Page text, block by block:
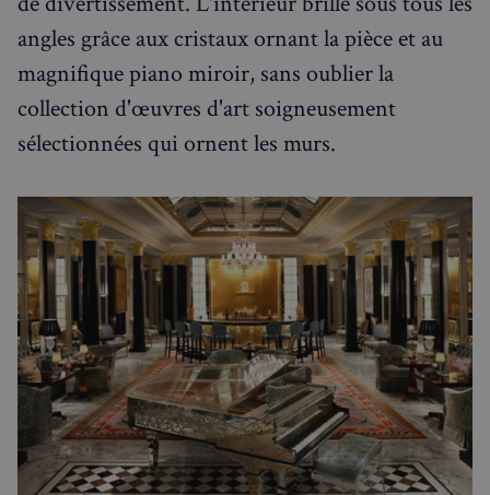
angles grâce aux cristaux ornant la pièce et au
magnifique piano miroir, sans oublier la
collection d'œuvres d'art soigneusement
sélectionnées qui ornent les murs.